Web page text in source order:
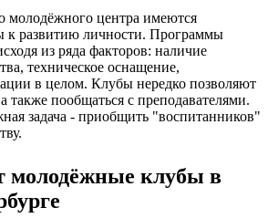
молодёжного центра имеются
к развитию личности. Программы
из ряда факторов: наличие
техническое оснащение,
в целом. Клубы нередко позволяют
также пообщаться с преподавателями.
задача - приобщить "воспитанников"
молодёжные клубы в